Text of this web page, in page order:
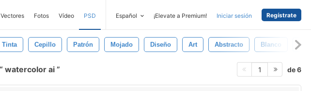
Vectores Fotos Vídeo PSD Español ¡Elevate a Premium! Iniciar sesión Regístrate
Tinta Cepillo Patrón Mojado Diseño Art Abstracto Blanco
watercolor ai 1 de 6